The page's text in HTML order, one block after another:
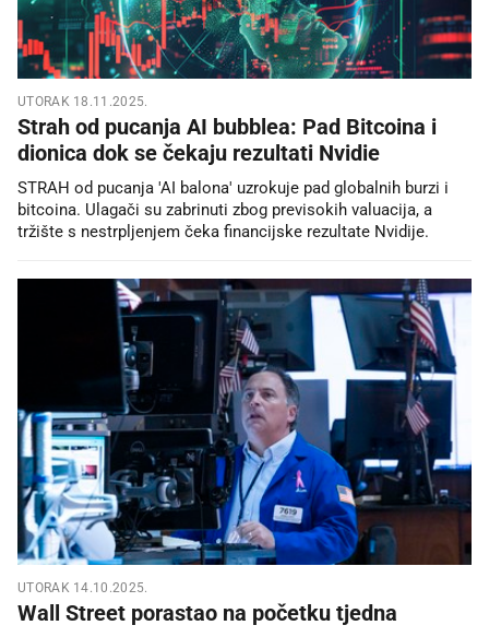
UTORAK 18.11.2025.
Strah od pucanja AI bubblea: Pad Bitcoina i
dionica dok se čekaju rezultati Nvidie
STRAH od pucanja 'AI balona' uzrokuje pad globalnih burzi i
bitcoina. Ulagači su zabrinuti zbog previsokih valuacija, a
tržište s nestrpljenjem čeka financijske rezultate Nvidije.
UTORAK 14.10.2025.
Wall Street porastao na početku tjedna